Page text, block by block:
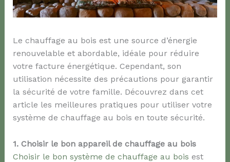
Le chauffage au bois est une source d’énergie
renouvelable et abordable, idéale pour réduire
votre facture énergétique. Cependant, son
utilisation nécessite des précautions pour garantir
la sécurité de votre famille. Découvrez dans cet
article les meilleures pratiques pour utiliser votre
système de chauffage au bois en toute sécurité.
1. Choisir le bon appareil de chauffage au bois
Choisir le bon système de chauffage au bois est